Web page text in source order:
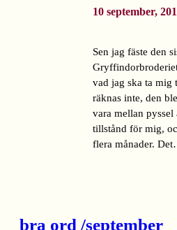
10 september,
Sen jag fäste den
vad jag ska ta mig
räknas inte, den
vara mellan
tillstånd för mig,
flera månader.
bra ord /september